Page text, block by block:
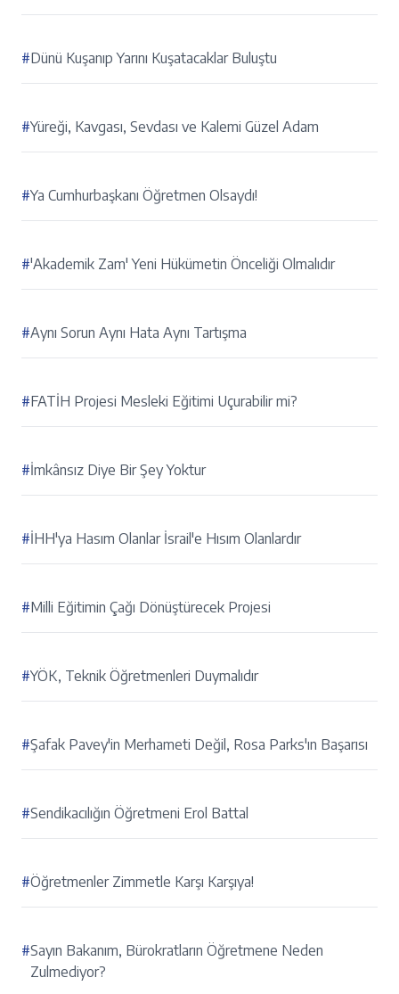
#Dünü Kuşanıp Yarını Kuşatacaklar Buluştu
#Yüreği, Kavgası, Sevdası ve Kalemi Güzel Adam
#Ya Cumhurbaşkanı Öğretmen Olsaydı!
#'Akademik Zam' Yeni Hükümetin Önceliği Olmalıdır
#Aynı Sorun Aynı Hata Aynı Tartışma
#FATİH Projesi Mesleki Eğitimi Uçurabilir mi?
#İmkânsız Diye Bir Şey Yoktur
#İHH'ya Hasım Olanlar İsrail'e Hısım Olanlardır
#Milli Eğitimin Çağı Dönüştürecek Projesi
#YÖK, Teknik Öğretmenleri Duymalıdır
#Şafak Pavey'in Merhameti Değil, Rosa Parks'ın Başarısı
#Sendikacılığın Öğretmeni Erol Battal
#Öğretmenler Zimmetle Karşı Karşıya!
#Sayın Bakanım, Bürokratların Öğretmene Neden
Zulmediyor?